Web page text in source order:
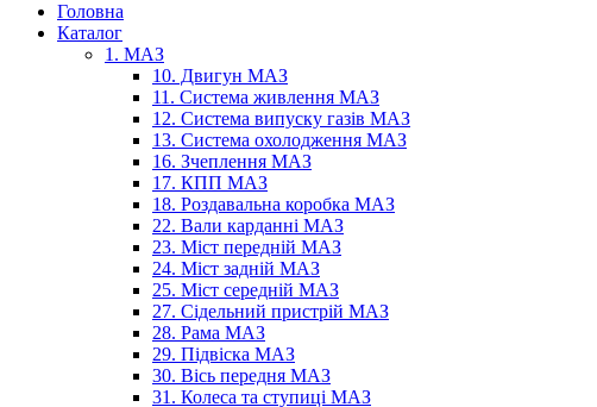
Головна
Каталог
1. МАЗ
10. Двигун МАЗ
11. Система живлення МАЗ
12. Система випуску газів МАЗ
13. Система охолодження МАЗ
16. Зчеплення МАЗ
17. КПП МАЗ
18. Роздавальна коробка МАЗ
22. Вали карданні МАЗ
23. Міст передній МАЗ
24. Міст задній МАЗ
25. Міст середній МАЗ
27. Сідельний пристрій МАЗ
28. Рама МАЗ
29. Підвіска МАЗ
30. Вісь передня МАЗ
31. Колеса та ступиці МАЗ